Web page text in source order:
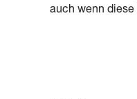
auch wenn diese